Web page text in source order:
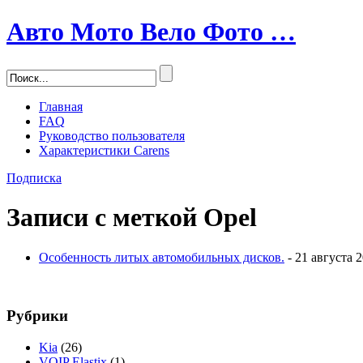
Авто Мото Вело Фото …
Главная
FAQ
Руководство пользователя
Характеристики Carens
Подписка
Записи с меткой Opel
Особенность литых автомобильных дисков. - 21 августа
Рубрики
Kia (26)